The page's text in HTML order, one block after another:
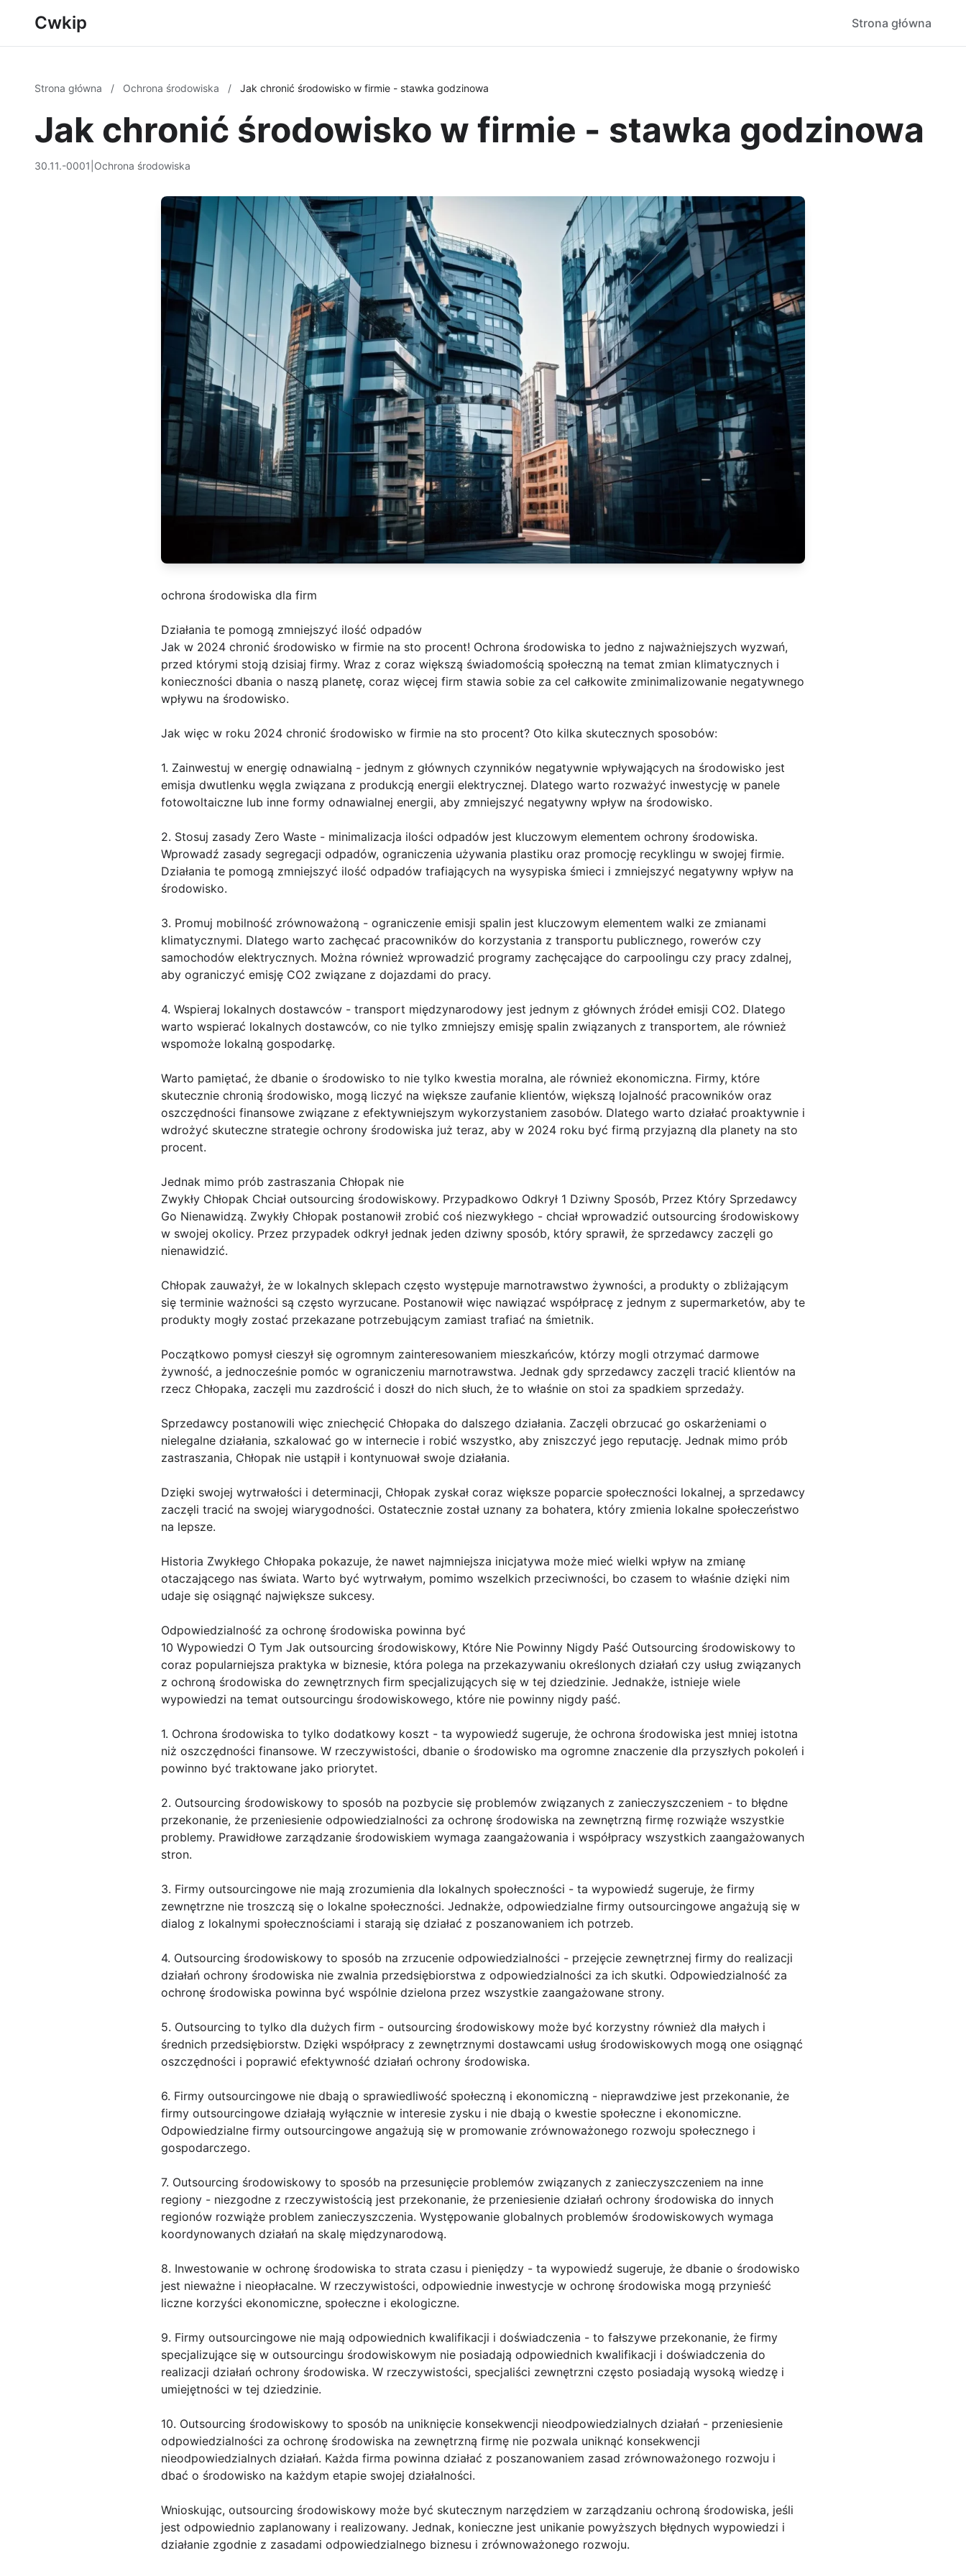
Cwkip Strona główna
Strona główna / Ochrona środowiska / Jak chronić środowisko w firmie - stawka godzinowa
Jak chronić środowisko w firmie - stawka godzinowa
30.11.-0001 Ochrona środowiska
ochrona środowiska dla firm
Działania te pomogą zmniejszyć ilość odpadów
Jak w 2024 chronić środowisko w firmie na sto procent! Ochrona środowiska to jedno z najważniejszych wyzwań,
przed którymi stoją dzisiaj firmy. Wraz z coraz większą świadomością społeczną na temat zmian klimatycznych i
konieczności dbania o naszą planetę, coraz więcej firm stawia sobie za cel całkowite zminimalizowanie negatywnego
wpływu na środowisko.
Jak więc w roku 2024 chronić środowisko w firmie na sto procent? Oto kilka skutecznych sposobów:
1. Zainwestuj w energię odnawialną - jednym z głównych czynników negatywnie wpływających na środowisko jest
emisja dwutlenku węgla związana z produkcją energii elektrycznej. Dlatego warto rozważyć inwestycję w panele
fotowoltaiczne lub inne formy odnawialnej energii, aby zmniejszyć negatywny wpływ na środowisko.
2. Stosuj zasady Zero Waste - minimalizacja ilości odpadów jest kluczowym elementem ochrony środowiska.
Wprowadź zasady segregacji odpadów, ograniczenia używania plastiku oraz promocję recyklingu w swojej firmie.
Działania te pomogą zmniejszyć ilość odpadów trafiających na wysypiska śmieci i zmniejszyć negatywny wpływ na
środowisko.
3. Promuj mobilność zrównoważoną - ograniczenie emisji spalin jest kluczowym elementem walki ze zmianami
klimatycznymi. Dlatego warto zachęcać pracowników do korzystania z transportu publicznego, rowerów czy
samochodów elektrycznych. Można również wprowadzić programy zachęcające do carpoolingu czy pracy zdalnej,
aby ograniczyć emisję CO2 związane z dojazdami do pracy.
4. Wspieraj lokalnych dostawców - transport międzynarodowy jest jednym z głównych źródeł emisji CO2. Dlatego
warto wspierać lokalnych dostawców, co nie tylko zmniejszy emisję spalin związanych z transportem, ale również
wspomoże lokalną gospodarkę.
Warto pamiętać, że dbanie o środowisko to nie tylko kwestia moralna, ale również ekonomiczna. Firmy, które
skutecznie chronią środowisko, mogą liczyć na większe zaufanie klientów, większą lojalność pracowników oraz
oszczędności finansowe związane z efektywniejszym wykorzystaniem zasobów. Dlatego warto działać proaktywnie i
wdrożyć skuteczne strategie ochrony środowiska już teraz, aby w 2024 roku być firmą przyjazną dla planety na sto
procent.
Jednak mimo prób zastraszania Chłopak nie
Zwykły Chłopak Chciał outsourcing środowiskowy. Przypadkowo Odkrył 1 Dziwny Sposób, Przez Który Sprzedawcy
Go Nienawidzą. Zwykły Chłopak postanowił zrobić coś niezwykłego - chciał wprowadzić outsourcing środowiskowy
w swojej okolicy. Przez przypadek odkrył jednak jeden dziwny sposób, który sprawił, że sprzedawcy zaczęli go
nienawidzić.
Chłopak zauważył, że w lokalnych sklepach często występuje marnotrawstwo żywności, a produkty o zbliżającym
się terminie ważności są często wyrzucane. Postanowił więc nawiązać współpracę z jednym z supermarketów, aby te
produkty mogły zostać przekazane potrzebującym zamiast trafiać na śmietnik.
Początkowo pomysł cieszył się ogromnym zainteresowaniem mieszkańców, którzy mogli otrzymać darmowe
żywność, a jednocześnie pomóc w ograniczeniu marnotrawstwa. Jednak gdy sprzedawcy zaczęli tracić klientów na
rzecz Chłopaka, zaczęli mu zazdrościć i doszł do nich słuch, że to właśnie on stoi za spadkiem sprzedaży.
Sprzedawcy postanowili więc zniechęcić Chłopaka do dalszego działania. Zaczęli obrzucać go oskarżeniami o
nielegalne działania, szkalować go w internecie i robić wszystko, aby zniszczyć jego reputację. Jednak mimo prób
zastraszania, Chłopak nie ustąpił i kontynuował swoje działania.
Dzięki swojej wytrwałości i determinacji, Chłopak zyskał coraz większe poparcie społeczności lokalnej, a sprzedawcy
zaczęli tracić na swojej wiarygodności. Ostatecznie został uznany za bohatera, który zmienia lokalne społeczeństwo
na lepsze.
Historia Zwykłego Chłopaka pokazuje, że nawet najmniejsza inicjatywa może mieć wielki wpływ na zmianę
otaczającego nas świata. Warto być wytrwałym, pomimo wszelkich przeciwności, bo czasem to właśnie dzięki nim
udaje się osiągnąć największe sukcesy.
Odpowiedzialność za ochronę środowiska powinna być
10 Wypowiedzi O Tym Jak outsourcing środowiskowy, Które Nie Powinny Nigdy Paść Outsourcing środowiskowy to
coraz popularniejsza praktyka w biznesie, która polega na przekazywaniu określonych działań czy usług związanych
z ochroną środowiska do zewnętrznych firm specjalizujących się w tej dziedzinie. Jednakże, istnieje wiele
wypowiedzi na temat outsourcingu środowiskowego, które nie powinny nigdy paść.
1. Ochrona środowiska to tylko dodatkowy koszt - ta wypowiedź sugeruje, że ochrona środowiska jest mniej istotna
niż oszczędności finansowe. W rzeczywistości, dbanie o środowisko ma ogromne znaczenie dla przyszłych pokoleń i
powinno być traktowane jako priorytet.
2. Outsourcing środowiskowy to sposób na pozbycie się problemów związanych z zanieczyszczeniem - to błędne
przekonanie, że przeniesienie odpowiedzialności za ochronę środowiska na zewnętrzną firmę rozwiąże wszystkie
problemy. Prawidłowe zarządzanie środowiskiem wymaga zaangażowania i współpracy wszystkich zaangażowanych
stron.
3. Firmy outsourcingowe nie mają zrozumienia dla lokalnych społeczności - ta wypowiedź sugeruje, że firmy
zewnętrzne nie troszczą się o lokalne społeczności. Jednakże, odpowiedzialne firmy outsourcingowe angażują się w
dialog z lokalnymi społecznościami i starają się działać z poszanowaniem ich potrzeb.
4. Outsourcing środowiskowy to sposób na zrzucenie odpowiedzialności - przejęcie zewnętrznej firmy do realizacji
działań ochrony środowiska nie zwalnia przedsiębiorstwa z odpowiedzialności za ich skutki. Odpowiedzialność za
ochronę środowiska powinna być wspólnie dzielona przez wszystkie zaangażowane strony.
5. Outsourcing to tylko dla dużych firm - outsourcing środowiskowy może być korzystny również dla małych i
średnich przedsiębiorstw. Dzięki współpracy z zewnętrznymi dostawcami usług środowiskowych mogą one osiągnąć
oszczędności i poprawić efektywność działań ochrony środowiska.
6. Firmy outsourcingowe nie dbają o sprawiedliwość społeczną i ekonomiczną - nieprawdziwe jest przekonanie, że
firmy outsourcingowe działają wyłącznie w interesie zysku i nie dbają o kwestie społeczne i ekonomiczne.
Odpowiedzialne firmy outsourcingowe angażują się w promowanie zrównoważonego rozwoju społecznego i
gospodarczego.
7. Outsourcing środowiskowy to sposób na przesunięcie problemów związanych z zanieczyszczeniem na inne
regiony - niezgodne z rzeczywistością jest przekonanie, że przeniesienie działań ochrony środowiska do innych
regionów rozwiąże problem zanieczyszczenia. Występowanie globalnych problemów środowiskowych wymaga
koordynowanych działań na skalę międzynarodową.
8. Inwestowanie w ochronę środowiska to strata czasu i pieniędzy - ta wypowiedź sugeruje, że dbanie o środowisko
jest nieważne i nieopłacalne. W rzeczywistości, odpowiednie inwestycje w ochronę środowiska mogą przynieść
liczne korzyści ekonomiczne, społeczne i ekologiczne.
9. Firmy outsourcingowe nie mają odpowiednich kwalifikacji i doświadczenia - to fałszywe przekonanie, że firmy
specjalizujące się w outsourcingu środowiskowym nie posiadają odpowiednich kwalifikacji i doświadczenia do
realizacji działań ochrony środowiska. W rzeczywistości, specjaliści zewnętrzni często posiadają wysoką wiedzę i
umiejętności w tej dziedzinie.
10. Outsourcing środowiskowy to sposób na uniknięcie konsekwencji nieodpowiedzialnych działań - przeniesienie
odpowiedzialności za ochronę środowiska na zewnętrzną firmę nie pozwala uniknąć konsekwencji
nieodpowiedzialnych działań. Każda firma powinna działać z poszanowaniem zasad zrównoważonego rozwoju i
dbać o środowisko na każdym etapie swojej działalności.
Wnioskując, outsourcing środowiskowy może być skutecznym narzędziem w zarządzaniu ochroną środowiska, jeśli
jest odpowiednio zaplanowany i realizowany. Jednak, konieczne jest unikanie powyższych błędnych wypowiedzi i
działanie zgodnie z zasadami odpowiedzialnego biznesu i zrównoważonego rozwoju.